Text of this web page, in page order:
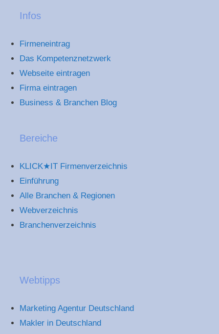
Infos
Firmeneintrag
Das Kompetenznetzwerk
Webseite eintragen
Firma eintragen
Business & Branchen Blog
Bereiche
KLICK★IT Firmenverzeichnis
Einführung
Alle Branchen & Regionen
Webverzeichnis
Branchenverzeichnis
Webtipps
Marketing Agentur Deutschland
Makler in Deutschland